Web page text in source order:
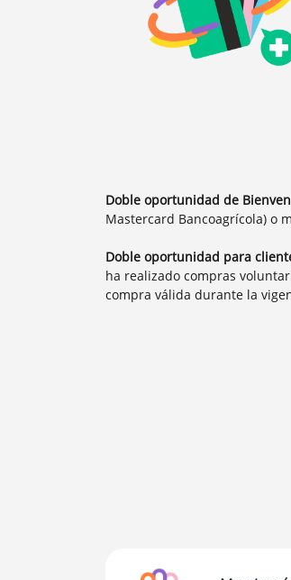
Doble oportunidad de
Mastercard Bancoagrícola) o
Doble oportunidad para
ha realizado compras
compra válida durante la